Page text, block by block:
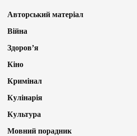
Авторський матеріал
Війна
Здоров’я
Кіно
Кримінал
Кулінарія
Культура
Мовний порадник